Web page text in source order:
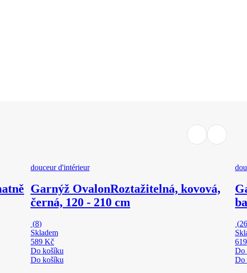
douceur d'intérieur
Garnýž OvalonRoztažitelná, kovová,
černá, 120 - 210 cm
(8)
Skladem
589 Kč
Do košíku
Do košíku
(26
Do
Do